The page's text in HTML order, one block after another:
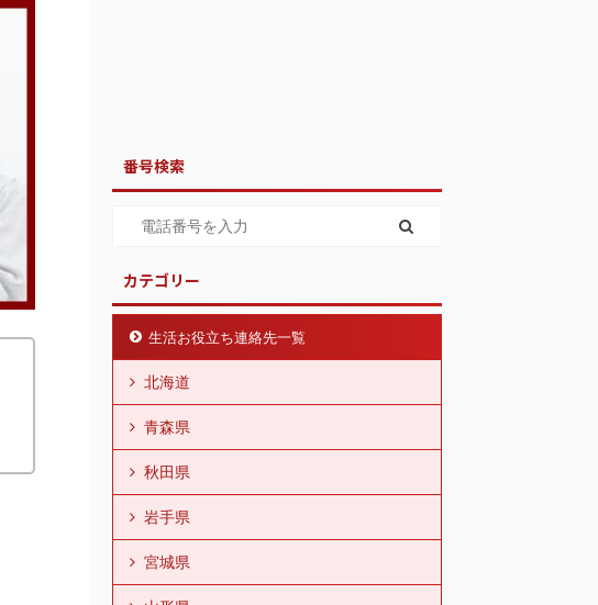
番号検索
カテゴリー
生活お役立ち連絡先一覧
北海道
青森県
秋田県
岩手県
宮城県